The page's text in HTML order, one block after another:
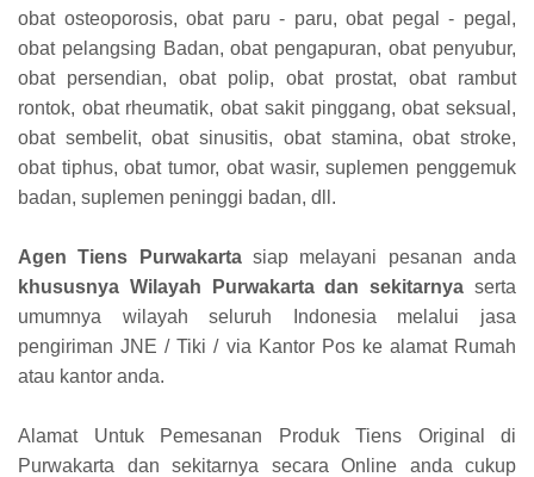
obat osteoporosis, obat paru - paru, obat pegal - pegal,
obat pelangsing Badan, obat pengapuran, obat penyubur,
obat persendian, obat polip, obat prostat, obat rambut
rontok, obat rheumatik, obat sakit pinggang, obat seksual,
obat sembelit, obat sinusitis, obat stamina, obat stroke,
obat tiphus, obat tumor, obat wasir, suplemen penggemuk
badan, suplemen peninggi badan, dll.
Agen Tiens Purwakartasiap melayani pesanan anda
khususnya Wilayah Purwakarta dan sekitarnya serta
umumnya wilayah seluruh Indonesia melalui jasa
pengiriman JNE / Tiki / via Kantor Pos ke alamat Rumah
atau kantor anda.
Alamat Untuk Pemesanan Produk Tiens Original di
Purwakarta dan sekitarnya secara Online anda cukup